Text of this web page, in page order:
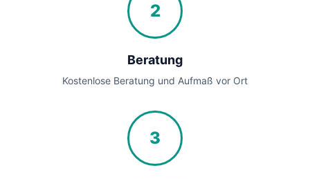
2
Beratung
Kostenlose Beratung und Aufmaß vor Ort
3